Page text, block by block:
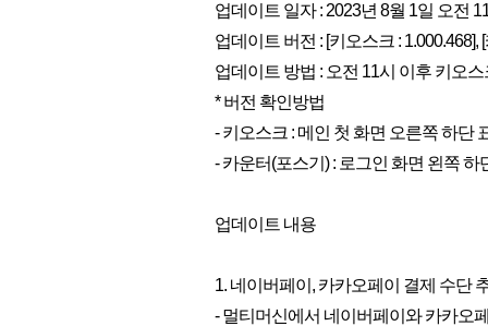
업데이트 일자 : 2023년 8월 1일 오전
업데이트 버전 : [키오스크 : 1.000.468],
업데이트 방법 : 오전 11시 이후 키오
* 버전 확인방법
- 키오스크 : 메인 첫 화면 오른쪽 하단
- 카운터(포스기) : 로그인 화면 왼쪽 하
업데이트 내용
1. 네이버페이, 카카오페이 결제 수단
- 멀티머신에서 네이버페이와 카카오